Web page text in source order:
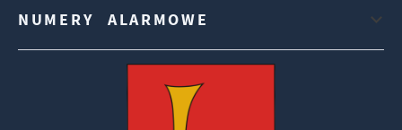
NUMERY ALARMOWE